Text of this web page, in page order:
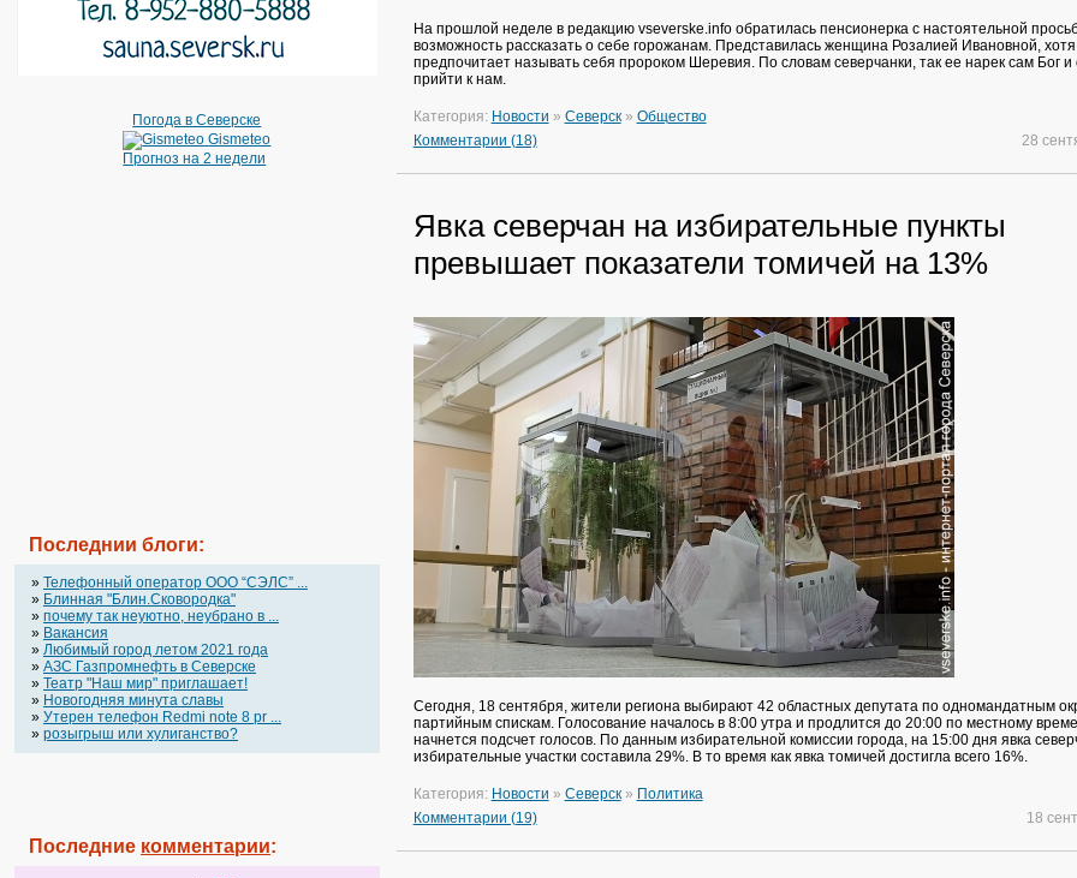
Погода в Северске
Gismeteo
Прогноз на 2 недели
Последнии блоги:
» Телефонный оператор OOO “СЭЛС” ...
» Блинная "Блин.Сковородка"
» почему так неуютно, неубрано в ...
» Вакансия
» Любимый город летом 2021 года
» АЗС Газпромнефть в Северске
» Театр "Наш мир" приглашает!
» Новогодняя минута славы
» Утерен телефон Redmi note 8 pr ...
» розыгрыш или хулиганство?
Последние комментарии:
На прошлой неделе в редакцию vseverske.info обратилась пенсионерка с настоятельной
возможность рассказать о себе горожанам. Представилась женщина Розалией Ивановной,
предпочитает называть себя пророком Шеревия. По словам северчанки, так ее нарек сам Бог
прийти к нам.
Категория: Новости » Северск» Общество
Комментарии (18)
28
Явка северчан на избирательные пункты
превышает показатели томичей на 13%
Сегодня, 18 сентября, жители региона выбирают 42 областных депутата по одномандатным
партийным спискам. Голосование началось в 8:00 утра и продлится до 20:00 по местному
начнется подсчет голосов. По данным избирательной комиссии города, на 15:00 дня явка
избирательные участки составила 29%. В то время как явка томичей достигла всего 16%.
Категория: Новости » Северск» Политика
Комментарии (19)
18